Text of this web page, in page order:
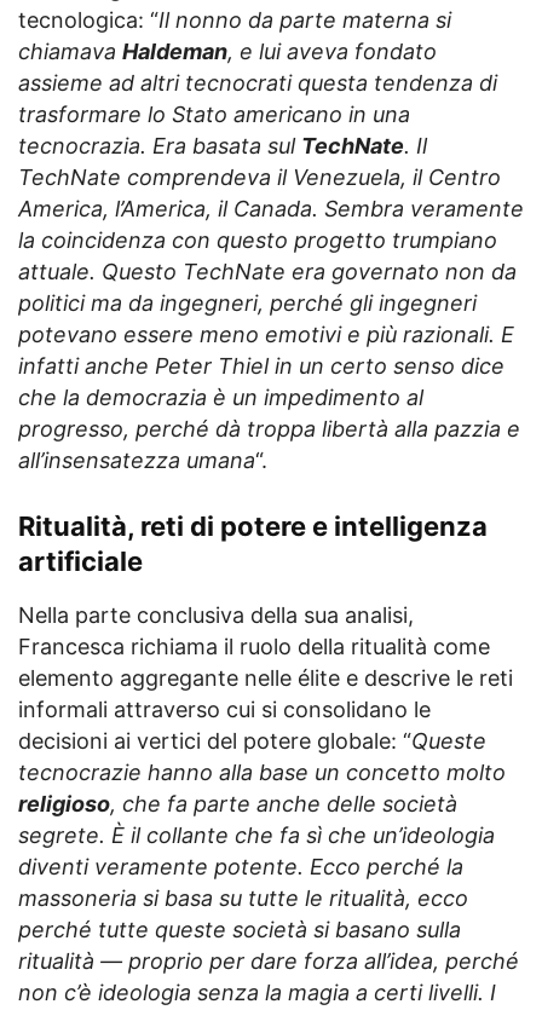
tecnologica: “Il nonno da parte materna si
chiamava Haldeman, e lui aveva fondato
assieme ad altri tecnocrati questa tendenza di
trasformare lo Stato americano in una
tecnocrazia. Era basata sul TechNate. Il
TechNate comprendeva il Venezuela, il Centro
America, l’America, il Canada. Sembra veramente
la coincidenza con questo progetto trumpiano
attuale. Questo TechNate era governato non da
politici ma da ingegneri, perché gli ingegneri
potevano essere meno emotivi e più razionali. E
infatti anche Peter Thiel in un certo senso dice
che la democrazia è un impedimento al
progresso, perché dà troppa libertà alla pazzia e
all’insensatezza umana“.
Ritualità, reti di potere e intelligenza
artificiale
Nella parte conclusiva della sua analisi,
Francesca richiama il ruolo della ritualità come
elemento aggregante nelle élite e descrive le reti
informali attraverso cui si consolidano le
decisioni ai vertici del potere globale: “Queste
tecnocrazie hanno alla base un concetto molto
religioso, che fa parte anche delle società
segrete. È il collante che fa sì che un’ideologia
diventi veramente potente. Ecco perché la
massoneria si basa su tutte le ritualità, ecco
perché tutte queste società si basano sulla
ritualità — proprio per dare forza all’idea, perché
non c’è ideologia senza la magia a certi livelli. I